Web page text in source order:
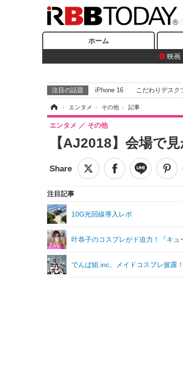
ホーム
映画
注目の話題 iPhone 16 こだわりデスク
› エンタメ › その他 › 記事
【AJ2018】会場で
エンタメ その他
注目記事
10G光回線導入レポ
叶恭子のコスプレがド迫力！『キ
でんぱ組.inc、メイドコスプレ披露